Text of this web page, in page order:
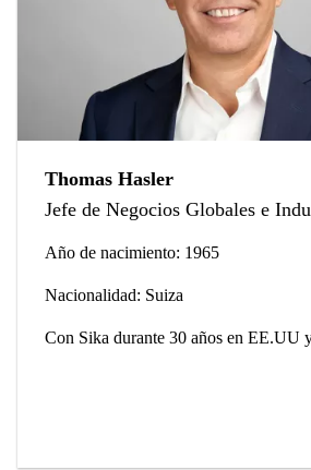
Thomas Hasler
Jefe de Negocios Globales e
Año de nacimiento: 1965
Nacionalidad: Suiza
Con Sika durante 30 años en EE.UU